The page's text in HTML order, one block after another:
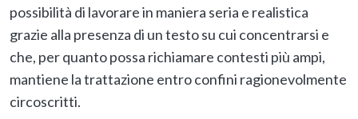
possibilità di lavorare in maniera seria e realistica
grazie alla presenza di un testo su cui concentrarsi e
che, per quanto possa richiamare contesti più ampi,
mantiene la trattazione entro confini ragionevolmente
circoscritti.